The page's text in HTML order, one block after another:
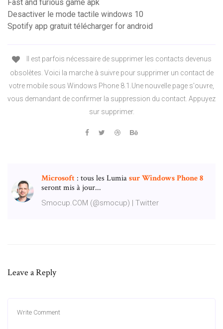
Fast and furious game apk
Desactiver le mode tactile windows 10
Spotify app gratuit télécharger for android
Il est parfois nécessaire de supprimer les contacts devenus
obsolètes. Voici la marche à suivre pour supprimer un contact de
votre mobile sous Windows Phone 8.1.Une nouvelle page s'ouvre,
vous demandant de confirmer la suppression du contact. Appuyez
sur supprimer.
Microsoft : tous les LumiasurWindowsPhone8
seront mis à jour...
Smocup.COM (@smocup) | Twitter
Leave a Reply